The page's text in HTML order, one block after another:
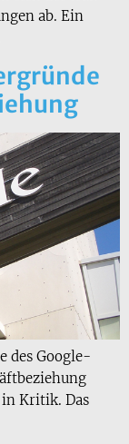
ab. Ein
des Google-
Kritik. Das